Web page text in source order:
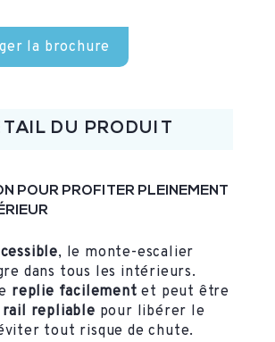
DU PRODUIT
POUR PROFITER PLEINEMENT
, le monte-escalier
dans tous les intérieurs.
replie facilement et peut être
rail repliable pour libérer le
tout risque de chute.
la brochure